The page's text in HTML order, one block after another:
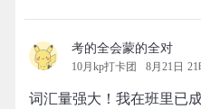
考的全会蒙的全对
10月kp打卡团 8月21日 21
词汇量强大！我在班里已